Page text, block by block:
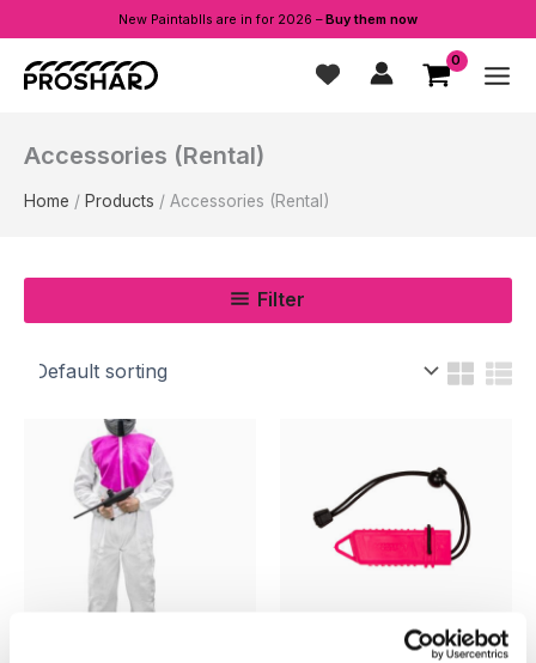
New Paintablls are in for 2026 –Buy them now
Accessories (Rental)
Home Products Accessories (Rental)
Filter